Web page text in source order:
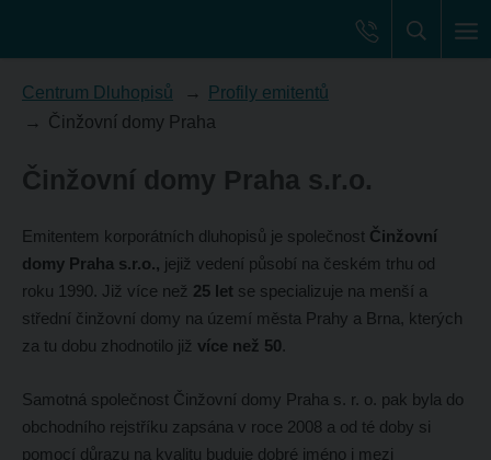
Centrum Dluhopisů
Profily emitentů
Činžovní domy Praha
Činžovní domy Praha s.r.o.
Emitentem korporátních dluhopisů je společnost Činžovní
domy Praha s.r.o., jejiž vedení působí na českém trhu od
roku 1990. Již více než 25 let se specializuje na menší a
střední činžovní domy na území města Prahy a Brna, kterých
za tu dobu zhodnotilo již více než 50.
Samotná společnost Činžovní domy Praha s. r. o. pak byla do
obchodního rejstříku zapsána v roce 2008 a od té doby si
pomocí důrazu na kvalitu buduje dobré jméno i mezi